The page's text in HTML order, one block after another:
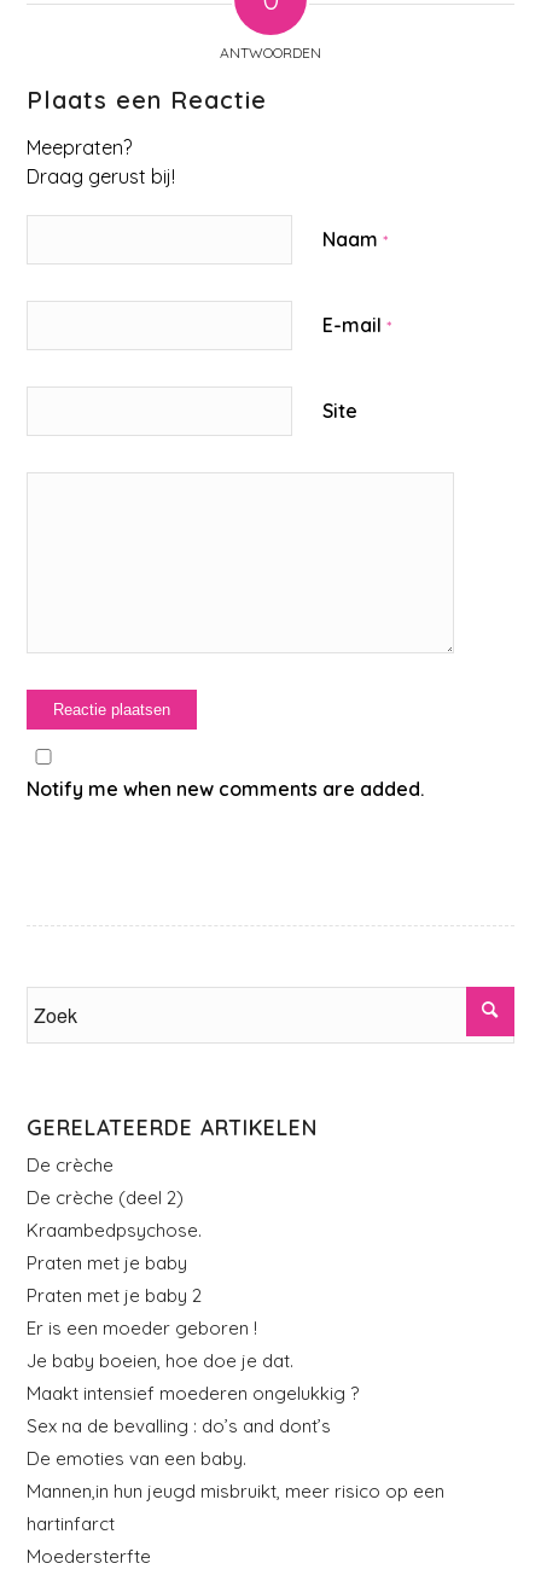
ANTWOORDEN
Plaats een Reactie
Meepraten?
Draag gerust bij!
Naam*
E-mail*
Site
Notify me when new comments are added.
GERELATEERDE ARTIKELEN
De crèche
De crèche (deel 2)
Kraambedpsychose.
Praten met je baby
Praten met je baby 2
Er is een moeder geboren !
Je baby boeien, hoe doe je dat.
Maakt intensief moederen ongelukkig ?
Sex na de bevalling : do’s and dont’s
De emoties van een baby.
Mannen,in hun jeugd misbruikt, meer risico op een
hartinfarct
Moedersterfte